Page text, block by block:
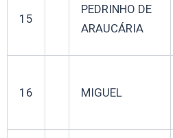
15
PEDRINHO DE
ARAUCÁRIA
16 MIGUEL